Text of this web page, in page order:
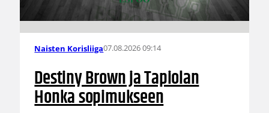
Naisten Korisliiga07.08.2026 09:14
Destiny Brown ja Tapiolan
Honka sopimukseen